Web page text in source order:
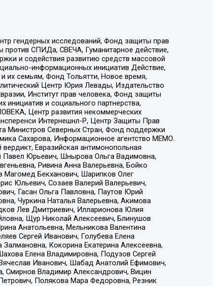
гендерных исследований, Фонд защиты прав
СПИДа, СВЕЧА, Гуманитарное действие,
и содействия развитию средств массовой
информационных инициатив Действие,
их семьям, Фонд Тольятти, Новое время,
Центр Юрия Левады, Издательство
Институт прав человека, Фонд защиты
инициатив и социального партнерства,
Центр развития некоммерческих
Интернешнл-Р, Центр Защиты Прав
Министров Северных Стран, Фонд поддержки
Сахарова, Информационное агентство МЕМО.
Евразийская антимонопольная
Павел Юрьевич, Шнырова Ольга Вадимовна,
Ривина Анна Валерьевна, Бойко
Магомед Бекханович, Шарипков Олег
Юльевич, Созаев Валерий Валерьевич,
Гасан Ольга Павловна, Паутов Юрий
Чуркина Наталья Валерьевна, Акимова
Лев Дмитриевич, Илларионова Юлия
Щур Николай Алексеевич, Блинушов
Анатольевна, Мельникова Валентина
Сергей Иванович, Голубева Елена
Кокорина Екатерина Алексеевна,
Елена Владимировна, Подузов Сергей
Иванович, Шабад Анатолий Ефимович,
Смирнов Владимир Александрович, Вицин
Полякова Мара Федоровна, Резник